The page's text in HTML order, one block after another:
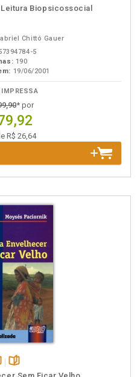
páginasBiopsicossocial
Chittó Gauer
5
190
19/06/2001
IMPRESSA
* por
R$ 26,64
páginas